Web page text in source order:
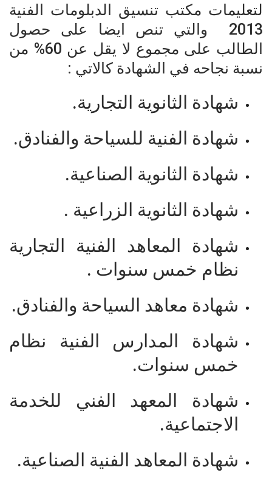
لتعليمات مكتب تنسيق الدبلومات الفنية
2013 والتي تنص ايضا على حصول
الطالب على مجموع لا يقل عن 60% من
نسبة نجاحه في الشهادة كالاتي :
شهادة الثانوية التجارية.
شهادة الفنية للسياحة والفنادق.
شهادة الثانوية الصناعية.
شهادة الثانوية الزراعية .
شهادة المعاهد الفنية التجارية
نظام خمس سنوات .
شهادة معاهد السياحة والفنادق.
شهادة المدارس الفنية نظام
خمس سنوات.
شهادة المعهد الفني للخدمة
الاجتماعية.
شهادة المعاهد الفنية الصناعية.